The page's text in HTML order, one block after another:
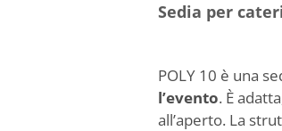
Sedia per
POLY 10 è una
l’evento. È
all’aperto. La